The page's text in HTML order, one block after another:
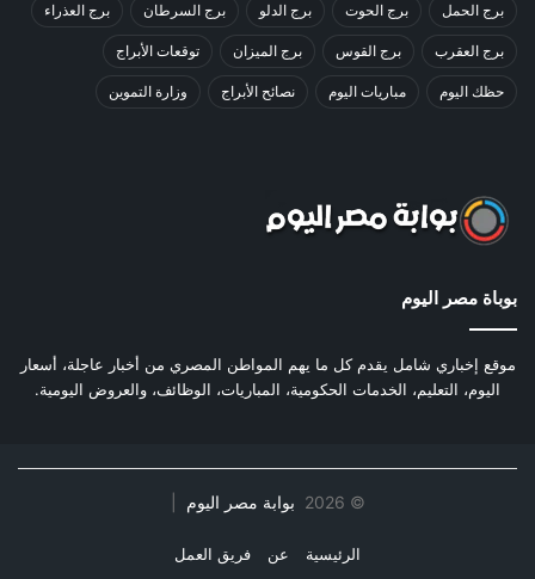
برج الحمل برج الحوت برج الدلو برج السرطان برج العذراء
برج العقرب برج القوس برج الميزان توقعات الأبراج
حظك اليوم مباريات اليوم نصائح الأبراج وزارة التموين
بوباة مصر اليوم
موقع إخباري شامل يقدم كل ما يهم المواطن المصري من أخبار عاجلة، أسعار
اليوم، التعليم، الخدمات الحكومية، المباريات، الوظائف، والعروض اليومية.
©
2026 بوابة مصر اليوم
الرئيسية عن فريق العمل